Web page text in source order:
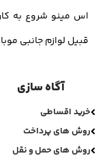
اس مینو شروع به
قبیل لوازم جانبی
آگاه سازی
خرید اقساطی
روش های پرداخت
روش های حمل و نقل